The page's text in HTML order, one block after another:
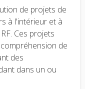
de projets de
à l'intérieur et à
Ces projets
de
des
dans un ou